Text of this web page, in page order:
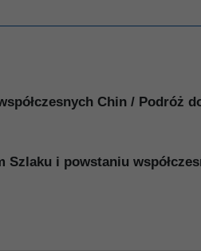
Chin / Podróż
i powstaniu